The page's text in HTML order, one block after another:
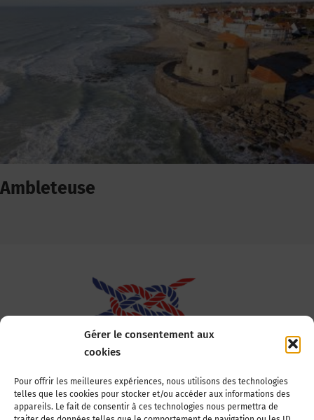
Gérer le consentement aux
cookies
Pour offrir les meilleures expériences, nous utilisons des technologies
telles que les cookies pour stocker et/ou accéder aux informations des
appareils. Le fait de consentir à ces technologies nous permettra de
Ambleteuse
Association Nationale des Elus des Littoraux
22, boulevard de la Tour-Maubourg
75007 Paris